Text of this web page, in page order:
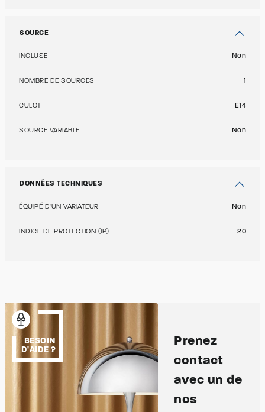
SOURCE
INCLUSE Non
NOMBRE DE SOURCES 1
CULOT E14
SOURCE VARIABLE Non
DONNÉES TECHNIQUES
ÉQUIPÉ D'UN VARIATEUR Non
INDICE DE PROTECTION (IP) 20
BESOIN
D'AIDE ?
Prenez
contact
avec un de
nos